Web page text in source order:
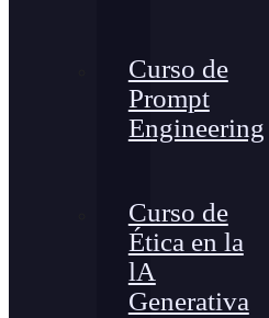
Curso de
Prompt
Engineering
Curso de
Ética en la
lA
Generativa